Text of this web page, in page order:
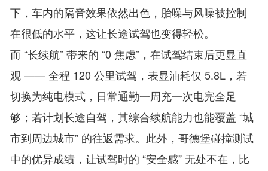
下，车内的隔音效果依然出色，胎噪与风噪被控制
在很低的水平，这让长途试驾也变得轻松。
而 “长续航” 带来的 “0 焦虑”，在试驾结束后更显直
观 —— 全程 120 公里试驾，表显油耗仅 5.8L，若
切换为纯电模式，日常通勤一周充一次电完全足
够；若计划长途自驾，其综合续航能力也能覆盖 “城
市到周边城市” 的往返需求。此外，哥德堡碰撞测试
中的优异成绩，让试驾时的 “安全感” 无处不在，比